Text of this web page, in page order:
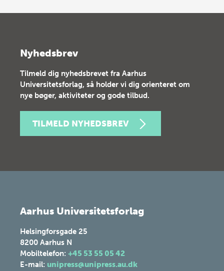
Nyhedsbrev
Tilmeld dig nyhedsbrevet fra Aarhus
Universitetsforlag, så holder vi dig orienteret om
nye bøger, aktiviteter og gode tilbud.
TILMELD NYHEDSBREV
Aarhus Universitetsforlag
Helsingforsgade 25
8200 Aarhus N
Mobiltelefon: +45 53 55 05 42
E-mail: unipress@unipress.au.dk